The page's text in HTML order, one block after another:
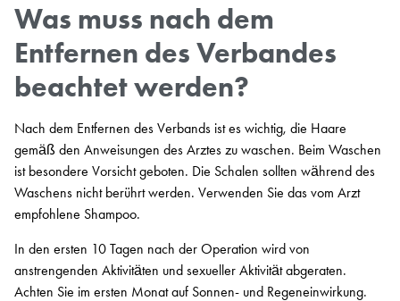
Was muss nach dem
Entfernen des Verbandes
beachtet werden?
Nach dem Entfernen des Verbands ist es wichtig, die Haare
gemäß den Anweisungen des Arztes zu waschen. Beim Waschen
ist besondere Vorsicht geboten. Die Schalen sollten während des
Waschens nicht berührt werden. Verwenden Sie das vom Arzt
empfohlene Shampoo.
In den ersten 10 Tagen nach der Operation wird von
anstrengenden Aktivitäten und sexueller Aktivität abgeraten.
Achten Sie im ersten Monat auf Sonnen- und Regeneinwirkung.